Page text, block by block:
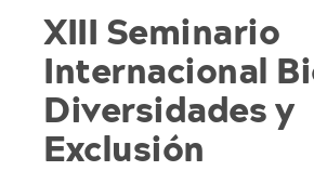
XIII Seminario
Internacional
Diversidades y
Exclusión